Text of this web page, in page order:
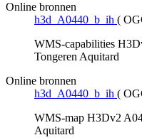
Online bronnen
h3d_A0440_b_ih (
WMS-capabilities
Tongeren Aquitard
Online bronnen
h3d_A0440_b_ih (
WMS-map H3Dv2
Aquitard